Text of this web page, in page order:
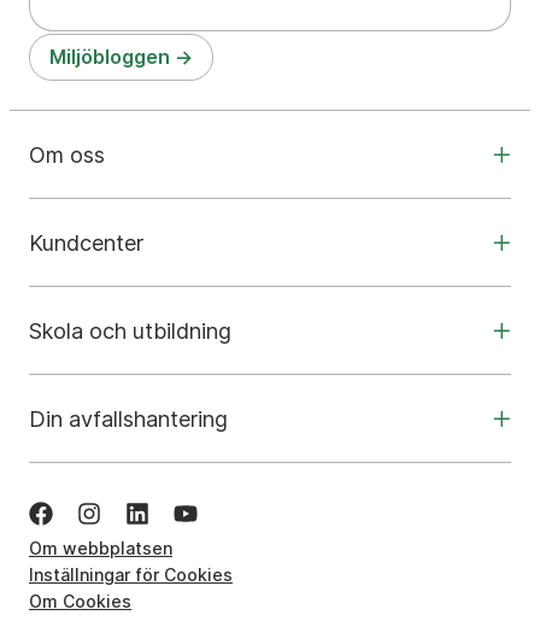
Miljöbloggen
Om oss
Kundcenter
Skola och utbildning
Din avfallshantering
Om webbplatsen
Inställningar för Cookies
Om Cookies